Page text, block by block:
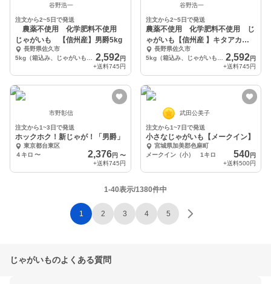
谷野浩一
注文から2~5日で発送
農薬不使用 化学肥料不使用
じゃがいも 【信州産】男爵5kg
長野県佐久市
2,592円
+送料745円
谷野浩一
注文から2~5日で発送
農薬不使用 化学肥料不使用 じ
ゃがいも【信州産 】キタアカリ
5kg長野県佐久市
2,592円
+送料745円
市野彰信
注文から1~3日で発送
ホックホク！新じゃが！「男爵」
東京都台東区
４キロ 〜 2,376円 〜
+送料745円
武田公美子
注文から1~7日で発送
小さなじゃがいも【メークイン】
宮城県加美郡色麻町
メークイン（小） 1キロ
540円
+送料500円
1-40表示/1380件中
1 2 3 4 5
じゃがいものよくある質問